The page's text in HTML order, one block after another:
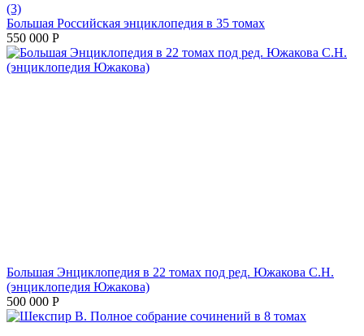
(3)
Большая Российская энциклопедия в 35 томах
550 000 Р
Большая Энциклопедия в 22 томах под ред. Южакова С.Н.
(энциклопедия Южакова)
500 000 Р